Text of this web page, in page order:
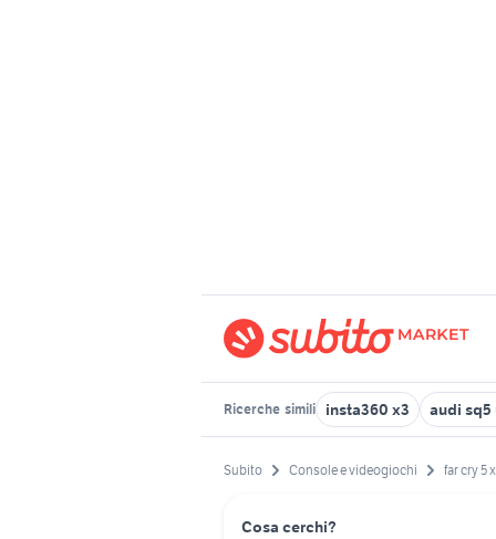
Ricerche simili insta360 x3 audi sq5
Subito Console e videogiochi far cry 5
Cosa cerchi?